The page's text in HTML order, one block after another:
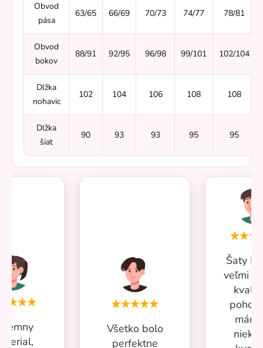
Obvod
pása
63/65 66/69 70/73 74/77 78/81
Obvod
bokov
88/91 92/95 96/98 99/101 102/104
Dlžka
nohavic
102 104 106 108 108
Dlžka
šiat
90 93 93 95 95
Všetko bolo
perfektne
Šaty
veľmi
mám